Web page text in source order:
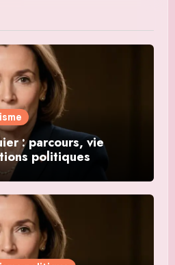
: parcours, vie
politiques